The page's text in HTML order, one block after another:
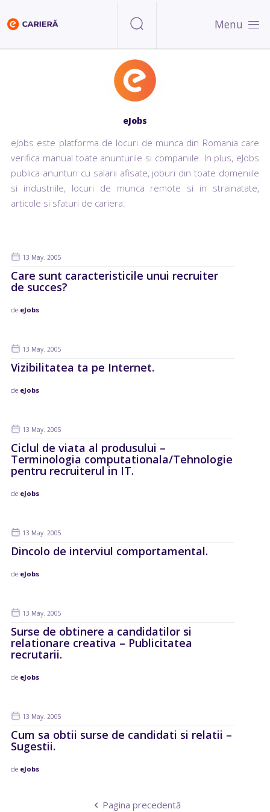
Menu
eJobs
eJobs este platforma de locuri de munca din Romania care
verifica manual toate anunturile si companiile. In plus, eJobs
publica anunturi cu salarii afisate, joburi din toate domeniile
si industriile, locuri de munca remote si in strainatate,
articole si sfaturi de cariera.
13 May. 2005
Care sunt caracteristicile unui recruiter
de succes?
de eJobs
13 May. 2005
Vizibilitatea ta pe Internet.
de eJobs
13 May. 2005
Ciclul de viata al produsului –
Terminologia computationala/Tehnologie
pentru recruiterul in IT.
de eJobs
13 May. 2005
Dincolo de interviul comportamental.
de eJobs
13 May. 2005
Surse de obtinere a candidatilor si
relationare creativa – Publicitatea
recrutarii.
de eJobs
13 May. 2005
Cum sa obtii surse de candidati si relatii –
Sugestii.
de eJobs
Pagina precedentă